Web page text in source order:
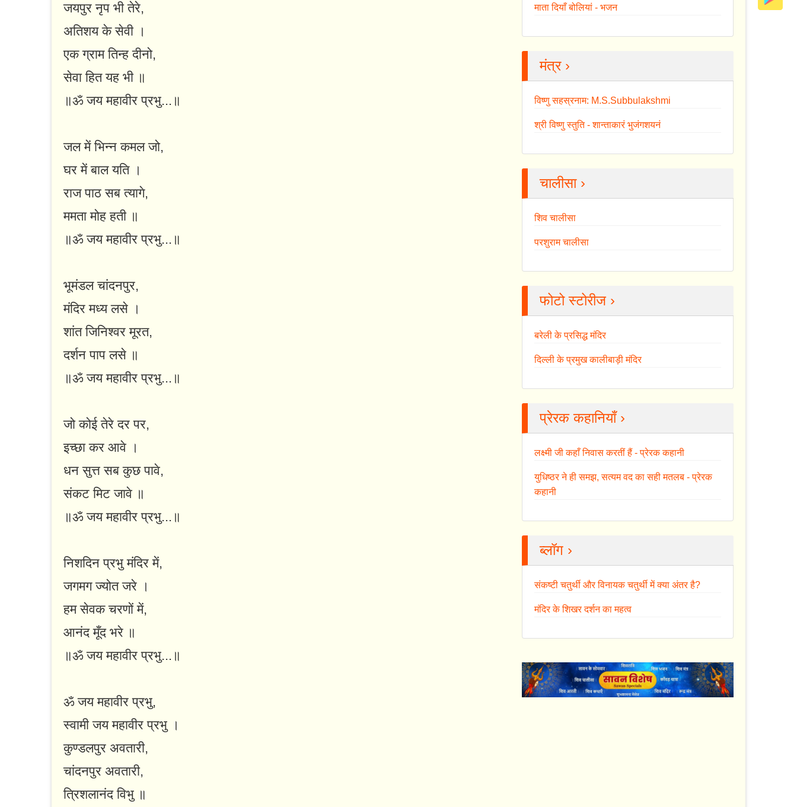
जयपुर नृप भी तेरे,
अतिशय के सेवी ।
एक ग्राम तिन्ह दीनो,
सेवा हित यह भी ॥
॥ॐ जय महावीर प्रभु...॥
जल में भिन्न कमल जो,
घर में बाल यति ।
राज पाठ सब त्यागे,
ममता मोह हती ॥
॥ॐ जय महावीर प्रभु...॥
भूमंडल चांदनपुर,
मंदिर मध्य लसे ।
शांत जिनिश्वर मूरत,
दर्शन पाप लसे ॥
॥ॐ जय महावीर प्रभु...॥
जो कोई तेरे दर पर,
इच्छा कर आवे ।
धन सुत्त सब कुछ पावे,
संकट मिट जावे ॥
॥ॐ जय महावीर प्रभु...॥
निशदिन प्रभु मंदिर में,
जगमग ज्योत जरे ।
हम सेवक चरणों में,
आनंद मूँद भरे ॥
॥ॐ जय महावीर प्रभु...॥
ॐ जय महावीर प्रभु,
स्वामी जय महावीर प्रभु ।
कुण्डलपुर अवतारी,
चांदनपुर अवतारी,
त्रिशलानंद विभु ॥
माता दियाँ बोलियां - भजन
मंत्र ›
विष्णु सहस्रनाम: M.S.Subbulakshmi
श्री विष्णु स्तुति - शान्ताकारं भुजंगशयनं
चालीसा ›
शिव चालीसा
परशुराम चालीसा
फोटो स्टोरीज ›
बरेली के प्रसिद्ध मंदिर
दिल्ली के प्रमुख कालीबाड़ी मंदिर
प्रेरक कहानियाँ ›
लक्ष्मी जी कहाँ निवास करतीं हैं - प्रेरक कहानी
युधिष्ठर ने ही समझ, सत्यम वद का सही मतलब - प्रेरक
कहानी
ब्लॉग ›
संकष्टी चतुर्थी और विनायक चतुर्थी में क्या अंतर है?
मंदिर के शिखर दर्शन का महत्व